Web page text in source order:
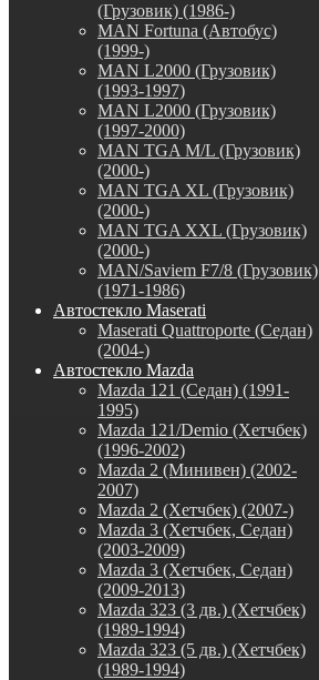
(Грузовик) (1986-)
MAN Fortuna (Автобус)
(1999-)
MAN L2000 (Грузовик)
(1993-1997)
MAN L2000 (Грузовик)
(1997-2000)
MAN TGA M/L (Грузовик)
(2000-)
MAN TGA XL (Грузовик)
(2000-)
MAN TGA XXL (Грузовик)
(2000-)
MAN/Saviem F7/8 (Грузовик)
(1971-1986)
Автостекло Maserati
Maserati Quattroporte (Седан)
(2004-)
Автостекло Mazda
Mazda 121 (Седан) (1991-
1995)
Mazda 121/Demio (Хетчбек)
(1996-2002)
Mazda 2 (Минивен) (2002-
2007)
Mazda 2 (Хетчбек) (2007-)
Mazda 3 (Хетчбек, Седан)
(2003-2009)
Mazda 3 (Хетчбек, Седан)
(2009-2013)
Mazda 323 (3 дв.) (Хетчбек)
(1989-1994)
Mazda 323 (5 дв.) (Хетчбек)
(1989-1994)